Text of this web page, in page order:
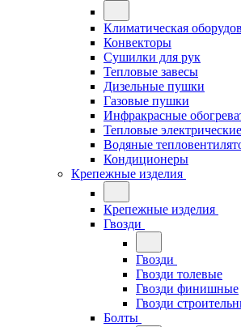
Климатическая
Конвекторы
Сушилки для рук
Тепловые завесы
Дизельные пушки
Газовые пушки
Инфракрасные
Тепловые
Водяные
Кондиционеры
Крепежные изделия
Крепежные изделия
Гвозди
Гвозди
Гвозди толевые
Гвозди финишные
Гвозди
Болты